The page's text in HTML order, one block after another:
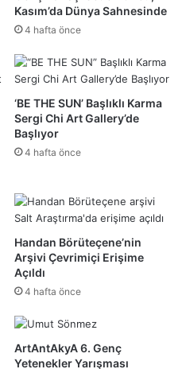
Kasım’da Dünya Sahnesinde
4 hafta önce
‘BE THE SUN’ Başlıklı Karma
Sergi Chi Art Gallery’de
Başlıyor
4 hafta önce
Handan Börüteçene’nin
Arşivi Çevrimiçi Erişime
Açıldı
4 hafta önce
ArtAntAkyA 6. Genç
Yetenekler Yarışması